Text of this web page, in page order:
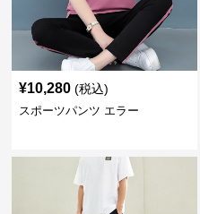
¥10,280 (税込)
スポーツパンツ エラー